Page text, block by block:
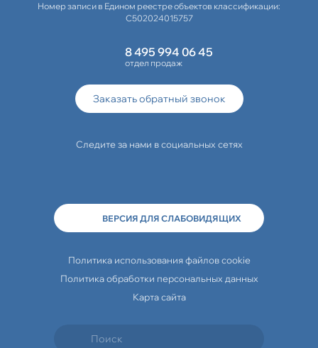
Номер записи в Едином реестре объектов классификации:
С502024015757
8 495 994 06 45
отдел продаж
Заказать обратный звонок
Следите за нами в социальных сетях
ВЕРСИЯ ДЛЯ СЛАБОВИДЯЩИХ
Политика использования файлов cookie
Политика обработки персональных данных
Карта сайта